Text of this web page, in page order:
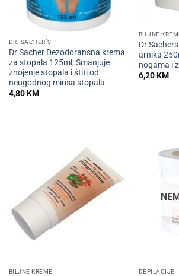
DR. SACHER`S
Dr Sacher Dezodoransna krema
za stopala 125ml, Smanjuje
znojenje stopala i štiti od
neugodnog mirisa stopala
4,80KM
BILJNE
Dr
arnika
nogama i
6,20KM
BILJNE KREME DEPILACIJE